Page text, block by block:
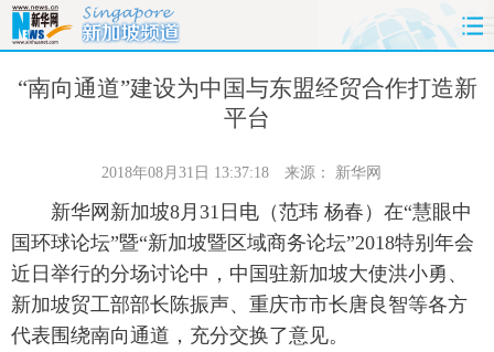
首页 时政 国际 财经
港澳 台湾 华人 汽车
科技 能源 房产 公司
“南向通道”建设为中国与东盟经贸合作打造新
平台
2018年08月31日 13:37:18 来源： 新华网
新华网新加坡8月31日电（范玮 杨春）在“慧眼中
国环球论坛”暨“新加坡暨区域商务论坛”2018特别年会
近日举行的分场讨论中，中国驻新加坡大使洪小勇、
新加坡贸工部部长陈振声、重庆市市长唐良智等各方
代表围绕南向通道，充分交换了意见。